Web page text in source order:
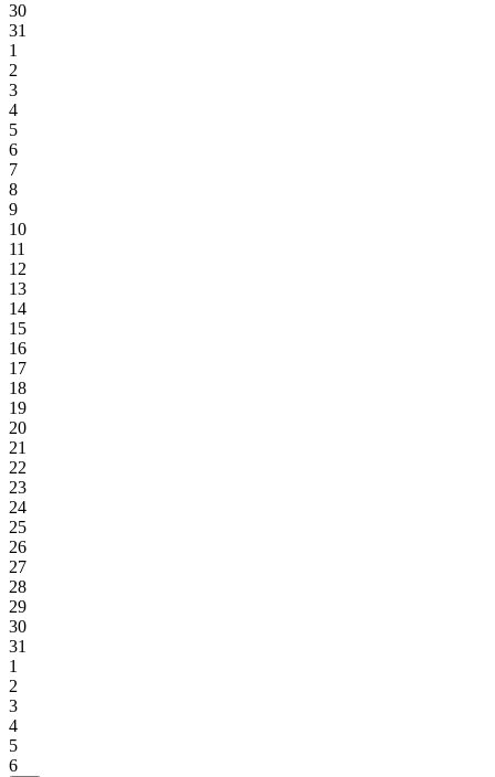
30
31
1
2
3
4
5
6
7
8
9
10
11
12
13
14
15
16
17
18
19
20
21
22
23
24
25
26
27
28
29
30
31
1
2
3
4
5
6